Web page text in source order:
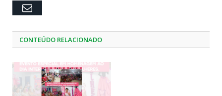
Email
CONTEÚDO RELACIONADO